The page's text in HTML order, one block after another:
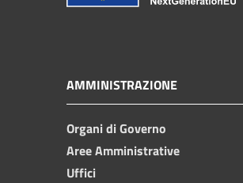
AMMINISTRAZIONE
Organi di Governo
Aree Amministrative
Uffici